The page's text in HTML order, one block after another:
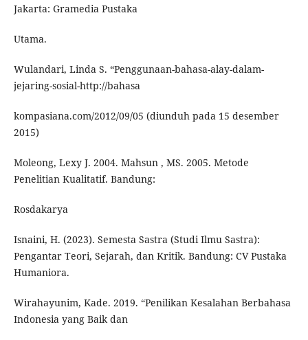
Jakarta: Gramedia Pustaka
Utama.
Wulandari, Linda S. “Penggunaan-bahasa-alay-dalam-
jejaring-sosial-http://bahasa
kompasiana.com/2012/09/05 (diunduh pada 15 desember
2015)
Moleong, Lexy J. 2004. Mahsun , MS. 2005. Metode
Penelitian Kualitatif. Bandung:
Rosdakarya
Isnaini, H. (2023). Semesta Sastra (Studi Ilmu Sastra):
Pengantar Teori, Sejarah, dan Kritik. Bandung: CV Pustaka
Humaniora.
Wirahayunim, Kade. 2019. “Penilikan Kesalahan Berbahasa
Indonesia yang Baik dan